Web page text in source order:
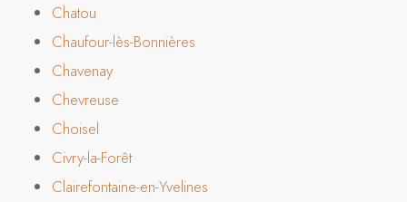
Chatou
Chaufour-lès-Bonnières
Chavenay
Chevreuse
Choisel
Civry-la-Forêt
Clairefontaine-en-Yvelines